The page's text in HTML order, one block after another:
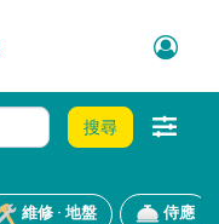
搜尋
維修 · 地盤 侍應